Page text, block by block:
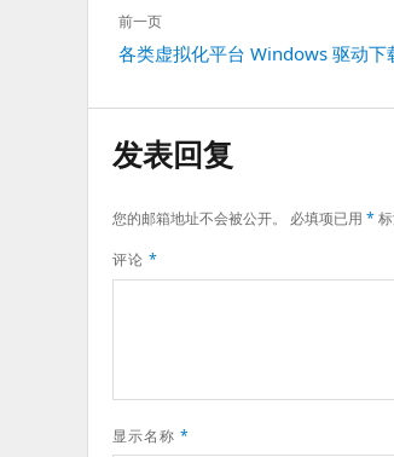
文
章
导
航
前一页
上
篇：
各类虚拟化平台 Windows 驱动下
发表回复
您的邮箱地址不会被公开。 必填项已用 *
评论 *
显示名称 *